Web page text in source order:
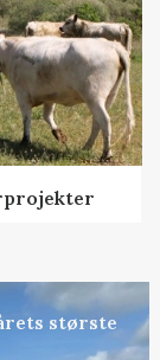
største